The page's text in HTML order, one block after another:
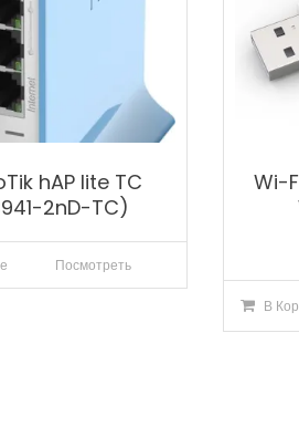
hAP lite TC
2nD-TC)
Посмотреть
Wi-
В